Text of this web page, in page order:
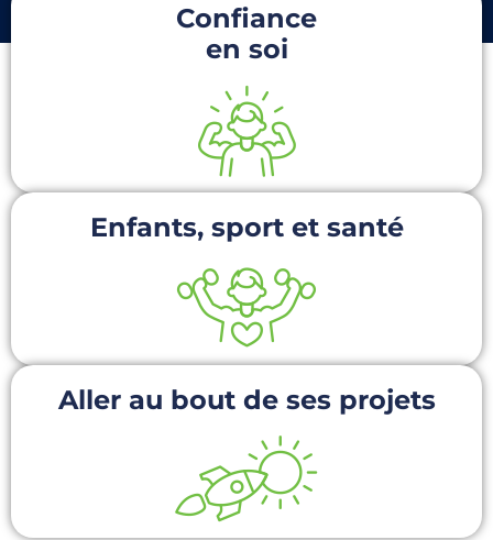
Confiance
en soi
Enfants, sport et santé
Aller au bout de ses projets